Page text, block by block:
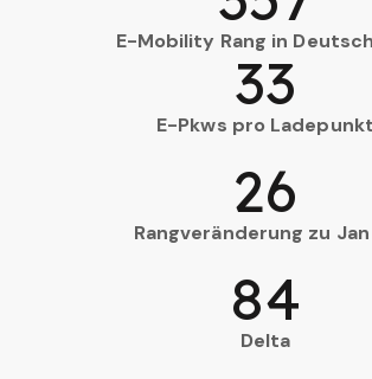
E-Mobility Rang in
E-Pkws pro Ladepunkt
33
Rangveränderung zu
26
Delta
84